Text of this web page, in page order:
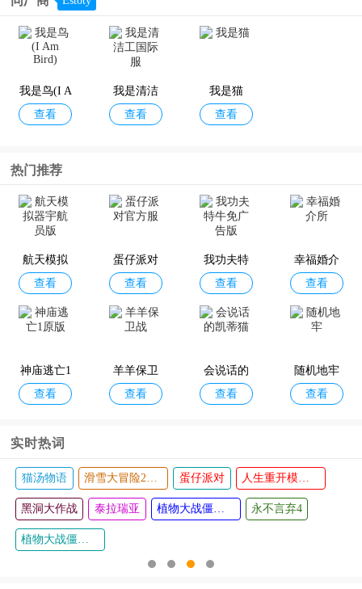
我是鸟(I A
m Bird)
查看
我是清洁
工国际服
查看
我是猫
查看
热门推荐
航天模拟
器宇航员
版
查看
蛋仔派对
官方服
查看
我功夫特
牛免广告
版
查看
幸福婚介
所
查看
神庙逃亡1
原版
查看
羊羊保卫
战
查看
会说话的
凯蒂猫
查看
随机地牢
查看
实时热词
猫汤物语 滑雪大冒险2官方正版 蛋仔派对 人生重开模拟器
黑洞大作战 泰拉瑞亚 植物大战僵尸西游版 永不言弃4
植物大战僵尸2国际版